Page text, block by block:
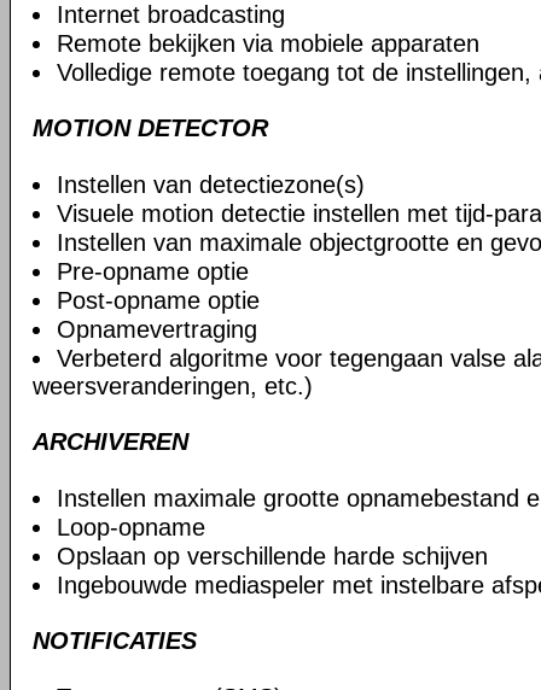
Internet broadcasting
Remote bekijken via mobiele apparaten
Volledige remote toegang tot de
MOTION DETECTOR
Instellen van detectiezone(s)
Visuele motion detectie instellen met tijd-
Instellen van maximale objectgrootte en
Pre-opname optie
Post-opname optie
Opnamevertraging
Verbeterd algoritme voor tegengaan valse
weersveranderingen, etc.)
ARCHIVEREN
Instellen maximale grootte opnamebestand
Loop-opname
Opslaan op verschillende harde schijven
Ingebouwde mediaspeler met instelbare
NOTIFICATIES